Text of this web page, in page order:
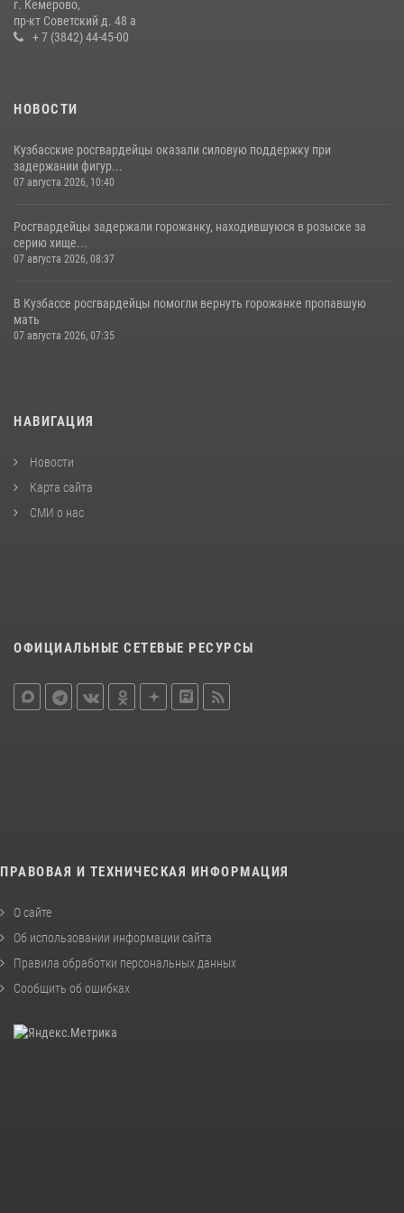
16 июля 2026, 06:43
г. Кемерово,
пр-кт Советский д. 48 а
+ 7 (3842) 44-45-00
НОВОСТИ
Кузбасские росгвардейцы оказали силовую поддержку при
задержании фигур...
07 августа 2026, 10:40
Росгвардейцы задержали горожанку, находившуюся в розыске за
серию хище...
07 августа 2026, 08:37
В Кузбассе росгвардейцы помогли вернуть горожанке пропавшую
мать
07 августа 2026, 07:35
НАВИГАЦИЯ
Новости
Карта сайта
СМИ о нас
ОФИЦИАЛЬНЫЕ СЕТЕВЫЕ РЕСУРСЫ
ПРАВОВАЯ И ТЕХНИЧЕСКАЯ ИНФОРМАЦИЯ
О сайте
Об использовании информации сайта
Правила обработки персональных данных
Сообщить об ошибках